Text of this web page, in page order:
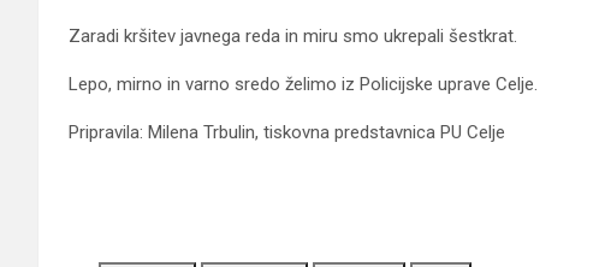
Zaradi kršitev javnega reda in miru smo ukrepali šestkrat.
Lepo, mirno in varno sredo želimo iz Policijske uprave Celje.
Pripravila: Milena Trbulin, tiskovna predstavnica PU Celje